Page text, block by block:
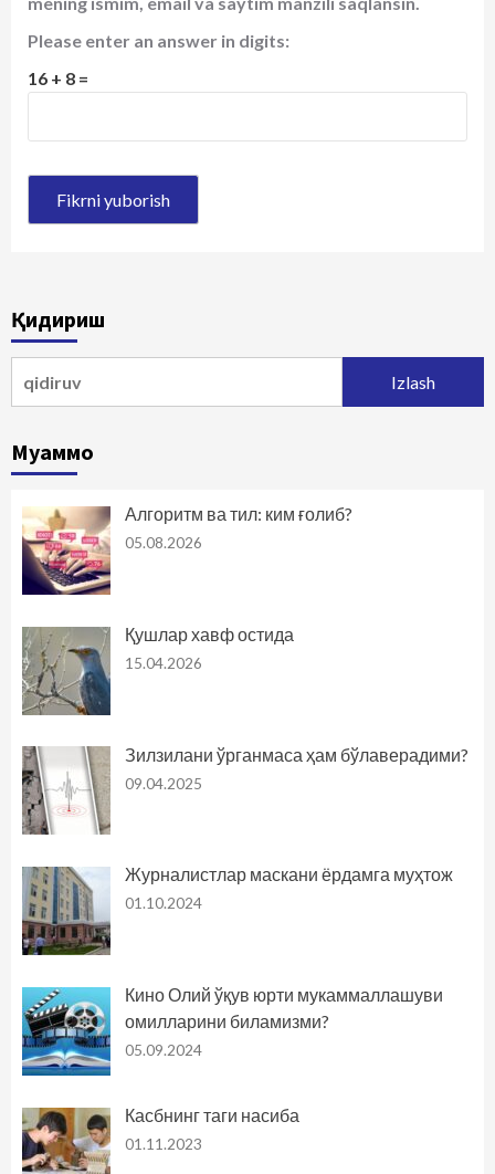
Please enter an answer in digits:
16 + 8 =
Қидириш
Муаммо
Алгоритм ва тил: ким ғолиб?
05.08.2026
Қушлар хавф остида
15.04.2026
Зилзилани ўрганмаса ҳам бўлаверадими?
09.04.2025
Журналистлар маскани ёрдамга муҳтож
01.10.2024
Кино Олий ўқув юрти мукаммаллашуви
омилларини биламизми?
05.09.2024
Касбнинг таги насиба
01.11.2023